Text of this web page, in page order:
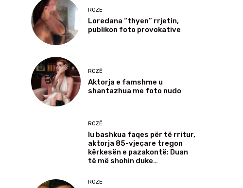
ROZË
Loredana “thyen” rrjetin,
publikon foto provokative
ROZË
Aktorja e famshme u
shantazhua me foto nudo
ROZË
Iu bashkua faqes për të rritur,
aktorja 85-vjeçare tregon
kërkesën e pazakontë: Duan
të më shohin duke…
ROZË